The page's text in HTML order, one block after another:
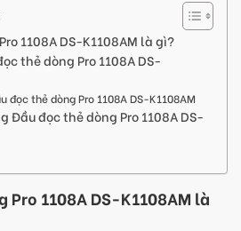
1108A DS-K1108AM là gì?
thẻ dòng Pro 1108A DS-
đọc thẻ dòng Pro 1108A DS-K1108AM
Đầu đọc thẻ dòng Pro 1108A DS-
1108A DS-K1108AM là